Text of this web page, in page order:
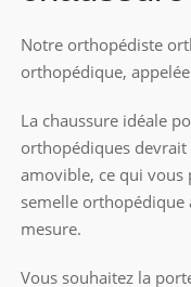
Notre orthopédiste
orthopédique,
La chaussure idéale
orthopédiques
amovible, ce qui vous
semelle orthopédique
mesure.
Vous souhaitez la